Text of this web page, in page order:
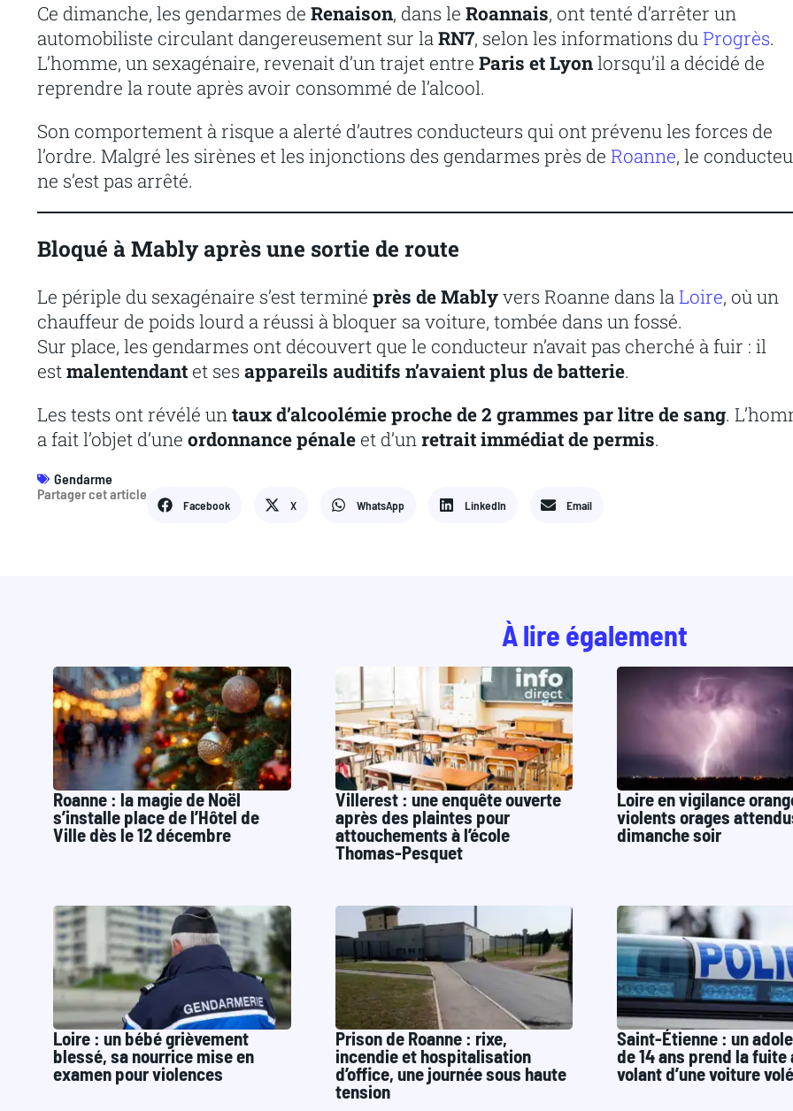
Ce dimanche, les gendarmes de Renaison, dans le Roannais, ont tenté d’arrêter un
automobiliste circulant dangereusement sur laRN7, selon les informations duProgrès.
L’homme, un sexagénaire, revenait d’un trajet entre Paris et Lyonlorsqu’il a décidé de
reprendre la route après avoir consommé de l’alcool.
Son comportement à risque a alerté d’autres conducteurs qui ont prévenu les forces de
l’ordre. Malgré les sirènes et les injonctions des gendarmes près de Roanne, le
ne s’est pas arrêté.
Bloqué à Mably après une sortie de route
Le périple du sexagénaire s’est terminé près de Mablyvers Roanne dans laLoire, où un
chauffeur de poids lourd a réussi à bloquer sa voiture, tombée dans un fossé.
Sur place, les gendarmes ont découvert que le conducteur n’avait pas cherché à fuir : il
estmalentendant et ses appareils auditifs n’avaient plus de batterie.
Les tests ont révélé untaux d’alcoolémie proche de 2 grammes par litre de sang.
a fait l’objet d’une ordonnance pénale et d’unretrait immédiat de permis.
Gendarme
Partager cet article
Facebook X WhatsApp LinkedIn Email
À lire également
Roanne : la magie de Noël
s’installe place de l’Hôtel de
Ville dès le 12 décembre
Villerest : une enquête ouverte
après des plaintes pour
attouchements à l’école
Thomas-Pesquet
Loire en vigilance
violents orages
dimanche soir
Loire : un bébé grièvement
blessé, sa nourrice mise en
examen pour violences
Prison de Roanne : rixe,
incendie et hospitalisation
d’office, une journée sous haute
tension
Saint-Étienne : un
de 14 ans prend la fuite
volant d’une voiture